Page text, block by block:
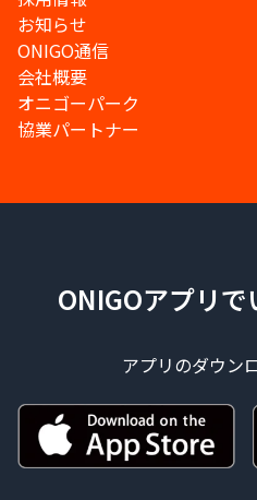
お知らせ
ONIGO通信
会社概要
オニゴーパーク
協業パートナー
ONIGOアプリ
アプリのダウン